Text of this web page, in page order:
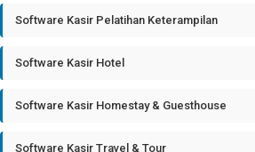
Software Kasir Pelatihan Keterampilan
Software Kasir Hotel
Software Kasir Homestay & Guesthouse
Software Kasir Travel & Tour